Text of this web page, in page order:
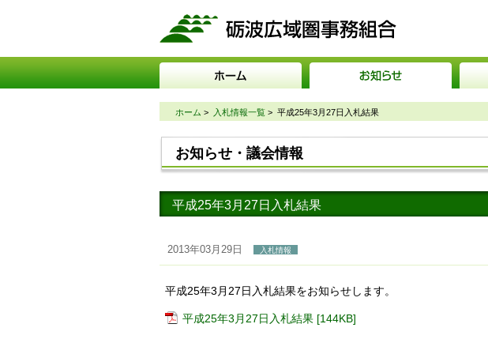
ホーム > 入札情報一覧 > 平成25年3月27日入札結果
お知らせ・議会情報
平成25年3月27日入札結果
2013年03月29日 入札情報
平成25年3月27日入札結果をお知らせします。
平成25年3月27日入札結果 [144KB]